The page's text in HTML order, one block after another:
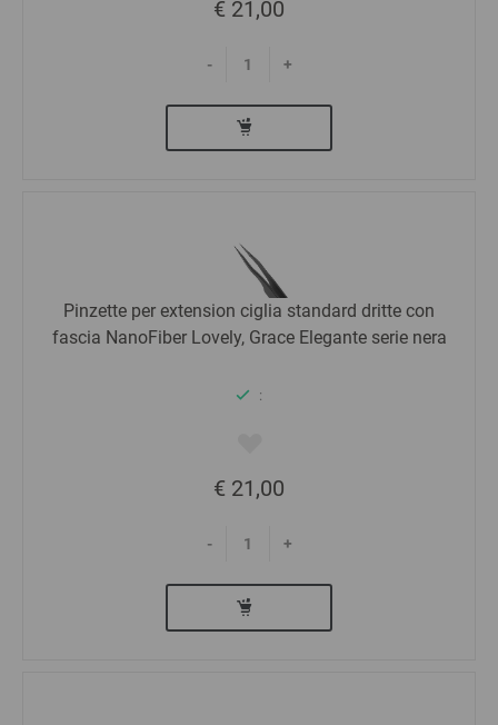
€ 21,00
- +
Pinzette per extension ciglia standard dritte con
fascia NanoFiber Lovely, Grace Elegante serie nera
:
€ 21,00
- +